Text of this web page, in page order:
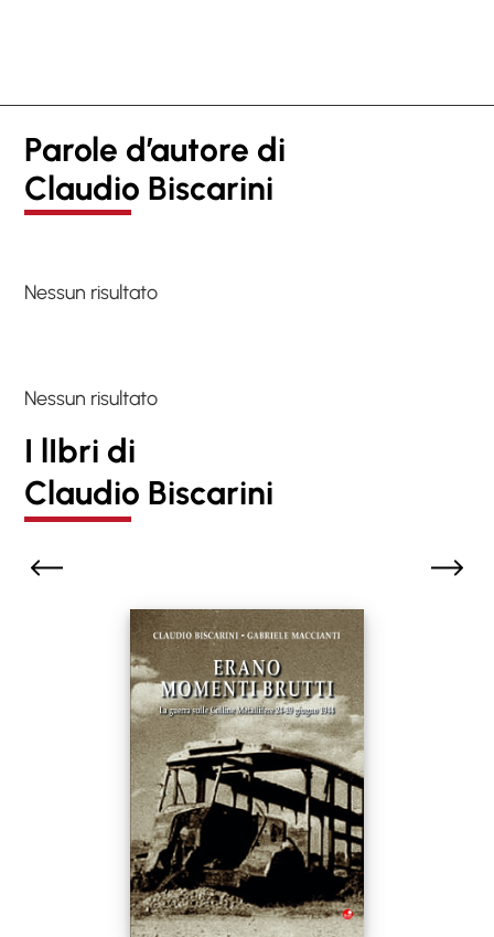
Parole d’autore di
Claudio Biscarini
Nessun risultato
Nessun risultato
I lIbri di
Claudio Biscarini